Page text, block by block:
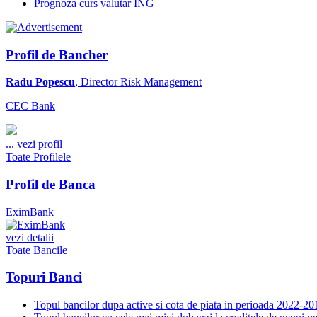
Prognoza curs valutar ING
Profil de Bancher
Radu Popescu, Director Risk Management
CEC Bank
... vezi profil
Toate Profilele
Profil de Banca
EximBank
vezi detalii
Toate Bancile
Topuri Banci
Topul bancilor dupa active si cota de piata in perioada 2022-